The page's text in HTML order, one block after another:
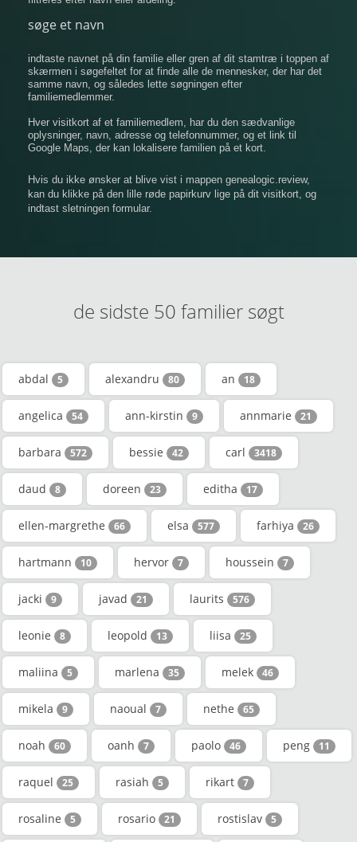
søge et navn
indtaste navnet på din familie eller gren af ​​dit stamtræ i toppen af
​​skærmen i søgefeltet for at finde alle de mennesker, der har det
samme navn, og således lette søgningen efter
familiemedlemmer.
Hver visitkort af et familiemedlem, har du den sædvanlige
oplysninger, navn, adresse og telefonnummer, og et link til
Google Maps, der kan lokalisere familien på et kort.
Hvis du ikke ønsker at blive vist i mappen genealogic.review,
kan du klikke på den lille røde papirkurv lige på dit visitkort, og
indtast sletningen formular.
de sidste 50 familier søgt
abdal 5 alexandru 80 an 18
angelica 54 ann-kirstin 9 annmarie 21
barbara 572 bessie 42 carl 3418
daud 8 doreen 23 editha 17
ellen-margrethe 66 elsa 577 farhiya 26
hartmann 10 hervor 7 houssein 7
jacki 9 javad 21 laurits 576
leonie 8 leopold 13 liisa 25
maliina 5 marlena 35 melek 46
mikela 9 naoual 7 nethe 65
noah 60 oanh 7 paolo 46 peng 11
raquel 25 rasiah 5 rikart 7
rosaline 5 rosario 21 rostislav 5